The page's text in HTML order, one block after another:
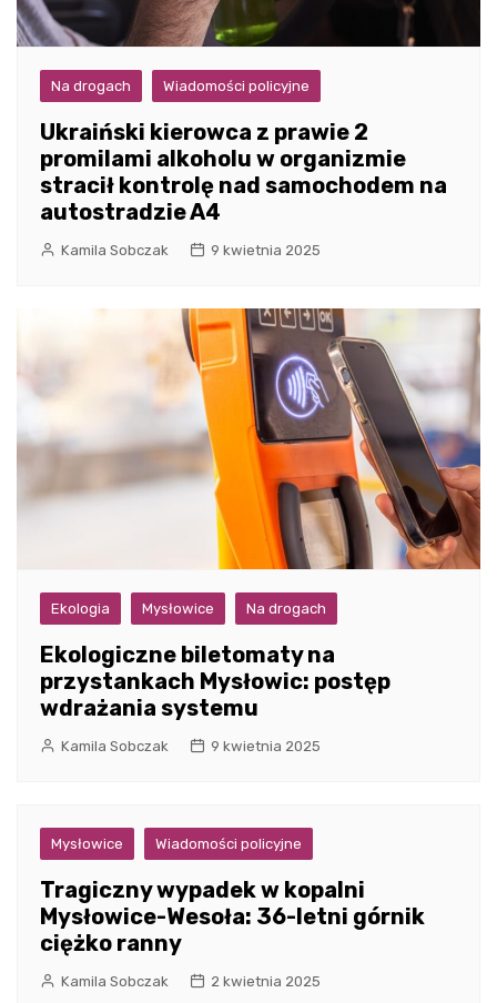
Na drogach Wiadomości policyjne
Ukraiński kierowca z prawie 2
promilami alkoholu w organizmie
stracił kontrolę nad samochodem na
autostradzie A4
Kamila Sobczak 9 kwietnia 2025
Ekologia Mysłowice Na drogach
Ekologiczne biletomaty na
przystankach Mysłowic: postęp
wdrażania systemu
Kamila Sobczak 9 kwietnia 2025
Mysłowice Wiadomości policyjne
Tragiczny wypadek w kopalni
Mysłowice-Wesoła: 36-letni górnik
ciężko ranny
Kamila Sobczak 2 kwietnia 2025